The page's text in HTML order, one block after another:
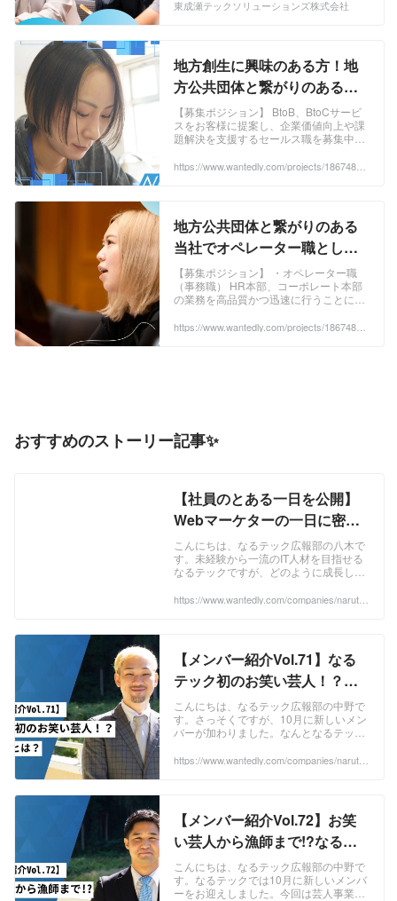
プリケーション、クラウドベースの企業
いて顧客に最適なソリューションを提供
します。 ・デジタルマーケティング領域
クライアントの商品やサービスに対する
最適なマーケティング戦略を立案し、そ
の実行をサポートします。SEO、SEM、
SNSマーケティング、コンテンツマーケ
顧客のブランド認知度向上、顧客獲得、
くための東成瀬村の多様な専門家を組織
化。プロジェクトマネージャーやエンジ
ニア、マーケターまで、それぞれの分野
での深い専門知識と経験を持つプロフェ
ッショナルがプロジェクトのあらゆるフ
ェーズで支援します。 2.スマートビレッ
資源を活用した商品開発・生産に関する
児童向けの教育プログラム、高齢者向け
活品質向上に直接寄与する、情報技術や
地域インフラを活用したサービスを提供
します。具体的には、複合拠点の整備、
除雪の課題解決、地域交通課題の解決、
通信事業への参入によるインターネット
インフラの整備などが含まれます。 ・産
創出や地域経済の持続的な発展に寄与す
す。具体的には、新たな観光コンテンツ
の造成や既存の観光資源のリブランディ
ング、採用支援やDX研修などが含まれま
す。 興味のある方はカジュアル面談も行
っていますので、一度話を聞きに行きた
いボタンを押してみてください♪
業 ・生産加工領域 ・教育福祉領域 ・生
の解決となるシステムの受託開発や、シ
ステム開発の支援（リモートでのシステ
ムエンジニアリングサービス）を行いま
す。 地方創生業務の1つとして、秋田県
の中学生高校生向けにプログラミング授
業を行うなど、弊社の強みをかけあわせ
携わりたい方や、未経験からIT技術を身
研修で分からないことは気軽に聞ける環
境なので、未経験スタートでも大丈夫で
す！ 多様な前職経験のメンバーが協力し
ながら、村役場のDXから新規SaaSサー
ビス開発までさまざまな課題解決を提供
しております。 【事業例】 〈日報管理
は、日報アプリの開発・保守・運用で
を考案しました。 日報から抜き出したテ
送付していたのをアプリ内で送付から承
認まで可能になっています。 未経験から
採用されてすぐに自社開発に関われるの
は中々ない経験で、自分たちで意見を出
し合って1から作り上げたアプリが動く
のはとても画期的です。 身につくスキル
を始めとしたバックエンドスキル。
リース・保守運用まで携わる事もできま
す。そのため、上流工程のスキルまで身
につけることができます。 興味のある方
はカジュアル面談も行っていますので、
一度話を聞きに行きたいボタンを押して
みてください♪
東成瀬テックソリューションズ株式会社
地方創生に興味のある方！地
方公共団体と繋がりのある当
社で働きませんか？ - 東成瀬テ
ックソリューションズ株式会
社のセールス・事業開発の採
用 - Wantedly
【募集ポジション】 BtoB、BtoCサービ
スをお客様に提案し、企業価値向上や課
題解決を支援するセールス職を募集中で
https://www.wantedly.com/projects/1867487?
地方公共団体と繋がりのある
当社でオペレーター職として
働きませんか？ - 東成瀬テック
ソリューションズ株式会社の
コーポレート系の採用 -
Wantedly
【募集ポジション】 ・オペレーター職
（事務職） HR本部、コーポレート本部
の業務を高品質かつ迅速に行うことに責
https://www.wantedly.com/projects/1867485?
おすすめのストーリー記事✨
【社員のとある一日を公開】
Webマーケターの一日に密
着！ | マーケターインタビュー
こんにちは、なるテック広報部の八木で
す。未経験から一流のIT人材を目指せる
なるテックですが、どのように成長し、
しにくい方が多いのではないのでしょう
https://www.wantedly.com/companies/narutec
【メンバー紹介Vol.71】なる
テック初のお笑い芸人！？今
後の活動とは？ | インタビュー
こんにちは、なるテック広報部の中野で
す。さっそくですが、10月に新しいメン
バーが加わりました。なんとなるテック
『こゝろ』で、現在も変わらずテレビや
https://www.wantedly.com/companies/narutec
【メンバー紹介Vol.72】お笑
い芸人から漁師まで!?なるテ
ックで描くビジョンとは？ | な
るテック メンバー紹介
こんにちは、なるテック広報部の中野で
す。なるテックでは10月に新しいメンバ
ーをお迎えしました。今回は芸人事業に